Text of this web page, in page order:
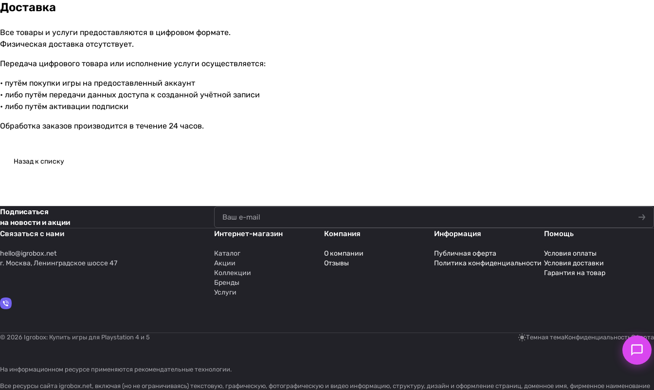
Доставка
Все товары и услуги предоставляются в цифровом формате.
Физическая доставка отсутствует.
Передача цифрового товара или исполнение услуги осуществляется:
• путём покупки игры на предоставленный аккаунт
• либо путём передачи данных доступа к созданной учётной записи
• либо путём активации подписки
Обработка заказов производится в течение 24 часов.
Назад к списку
Подписаться
на новости и акции
Связаться с нами
hello@igrobox.net
г. Москва, Ленинградское шоссе 47
Интернет-магазин
Каталог
Акции
Коллекции
Бренды
Услуги
Компания
О компании
Отзывы
Информация
Публичная оферта
Политика конфиденциальности
Помощь
Условия оплаты
Условия доставки
Гарантия на товар
© 2026 Igrobox: Купить игры для Playstation 4 и 5 Темная темаКонфиденциальностьОферта
На информационном ресурсе применяются рекомендательные технологии.
Все ресурсы сайта igrobox.net, включая (но не ограничиваясь) текстовую, графическую, фотографическую и видео информацию, структуру, дизайн и оформление страниц, доменное имя, фирменное наименование